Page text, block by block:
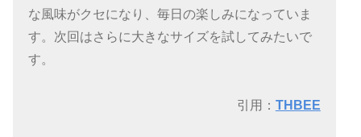
な風味がクセになり、毎日の楽しみになっていま
す。次回はさらに大きなサイズを試してみたいで
す。
引用： THBEE